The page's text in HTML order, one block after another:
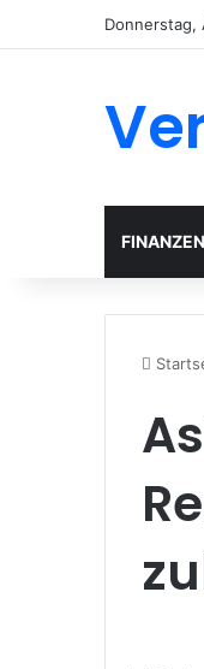
Donnerstag,
FINANZEN